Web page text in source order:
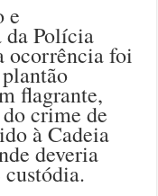
e
da Polícia
ocorrência foi
flagrante,
crime de
à Cadeia
deveria